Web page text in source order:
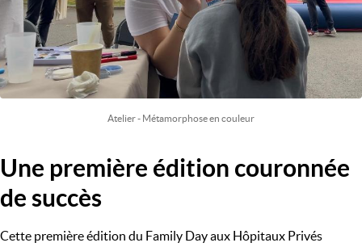
Atelier - Métamorphose en couleur
Titre
Une première édition couronnée
de succès
Cette première édition du Family Day aux Hôpitaux Privés